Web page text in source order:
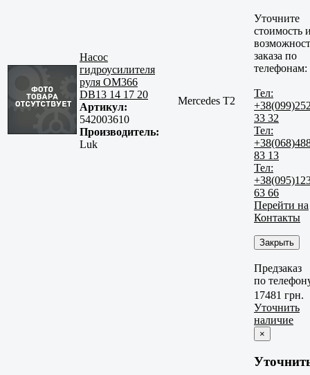
Насос
гидроусилителя
руля OM366
DB13 14 17 20
Артикул:
542003610
Производитель:
Luk
Mercedes T2
Уточните
стоимость
заказа по
телефонам:
Тел:
33 32
Тел:
83 13
Тел:
63 66
Перейти на
Контакты
Закрыть
Предзаказ
по
17481 грн.
Уточнить
наличие
×